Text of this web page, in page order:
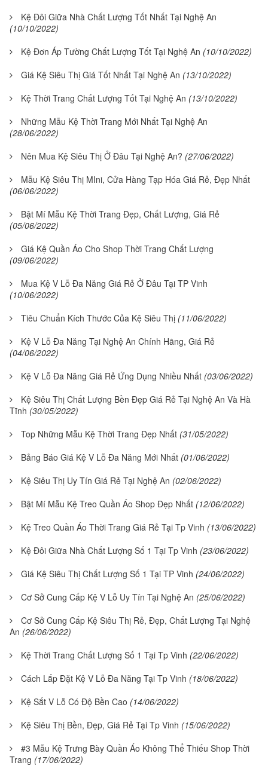
Kệ Đôi Giữa Nhà Chất Lượng Tốt Nhất Tại Nghệ An
(10/10/2022)
Kệ Đơn Áp Tường Chất Lượng Tốt Tại Nghệ An (10/10/2022)
Giá Kệ Siêu Thị Giá Tốt Nhất Tại Nghệ An (13/10/2022)
Kệ Thời Trang Chất Lượng Tốt Tại Nghệ An (13/10/2022)
Những Mẫu Kệ Thời Trang Mới Nhất Tại Nghệ An
(28/06/2022)
Nên Mua Kệ Siêu Thị Ở Đâu Tại Nghệ An? (27/06/2022)
Mẫu Kệ Siêu Thị MIni, Cửa Hàng Tạp Hóa Giá Rẻ, Đẹp Nhất
(06/06/2022)
Bật Mí Mẫu Kệ Thời Trang Đẹp, Chất Lượng, Giá Rẻ
(05/06/2022)
Giá Kệ Quần Áo Cho Shop Thời Trang Chất Lượng
(09/06/2022)
Mua Kệ V Lỗ Đa Năng Giá Rẻ Ở Đâu Tại TP Vinh
(10/06/2022)
Tiêu Chuẩn Kích Thước Của Kệ Siêu Thị (11/06/2022)
Kệ V Lỗ Đa Năng Tại Nghệ An Chính Hãng, Giá Rẻ
(04/06/2022)
Kệ V Lỗ Đa Năng Giá Rẻ Ứng Dụng Nhiều Nhất (03/06/2022)
Kệ Siêu Thị Chất Lượng Bền Đẹp Giá Rẻ Tại Nghệ An Và Hà
Tĩnh (30/05/2022)
Top Những Mẫu Kệ Thời Trang Đẹp Nhất (31/05/2022)
Bảng Báo Giá Kệ V Lỗ Đa Năng Mới Nhất (01/06/2022)
Kệ Siêu Thị Uy Tín Giá Rẻ Tại Nghệ An (02/06/2022)
Bật Mí Mẫu Kệ Treo Quần Áo Shop Đẹp Nhất (12/06/2022)
Kệ Treo Quần Áo Thời Trang Giá Rẻ Tại Tp Vinh (13/06/2022)
Kệ Đôi Giữa Nhà Chất Lượng Số 1 Tại Tp Vinh (23/06/2022)
Giá Kệ Siêu Thị Chất Lượng Số 1 Tại TP Vinh (24/06/2022)
Cơ Sở Cung Cấp Kệ V Lỗ Uy Tín Tại Nghệ An (25/06/2022)
Cơ Sở Cung Cấp Kệ Siêu Thị Rẻ, Đẹp, Chất Lượng Tại Nghệ
An (26/06/2022)
Kệ Thời Trang Chất Lượng Số 1 Tại Tp Vinh (22/06/2022)
Cách Lắp Đặt Kệ V Lỗ Đa Năng Tại Tp Vinh (18/06/2022)
Kệ Sắt V Lỗ Có Độ Bền Cao (14/06/2022)
Kệ Siêu Thị Bền, Đẹp, Giá Rẻ Tại Tp Vinh (15/06/2022)
#3 Mẫu Kệ Trưng Bày Quần Áo Không Thể Thiếu Shop Thời
Trang (17/06/2022)